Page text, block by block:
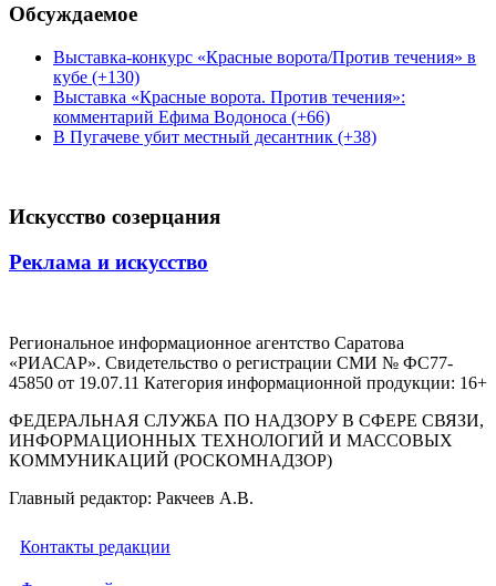
Обсуждаемое
Выставка-конкурс «Красные ворота/Против течения» в
кубе (+130)
Выставка «Красные ворота. Против течения»:
комментарий Ефима Водоноса (+66)
В Пугачеве убит местный десантник (+38)
Искусство созерцания
Реклама и искусство
Региональное информационное агентство Саратова
«РИАСАР». Свидетельство о регистрации СМИ № ФС77-
45850 от 19.07.11 Категория информационной продукции: 16+
ФЕДЕРАЛЬНАЯ СЛУЖБА ПО НАДЗОРУ В СФЕРЕ СВЯЗИ,
ИНФОРМАЦИОННЫХ ТЕХНОЛОГИЙ И МАССОВЫХ
КОММУНИКАЦИЙ (РОСКОМНАДЗОР)
Главный редактор: Ракчеев А.В.
Контакты редакции